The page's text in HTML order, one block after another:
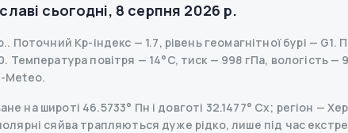
сьогодні, 8 серпня 2026 р.
. Поточний Kp-індекс — 1.7, рівень геомагнітної бурі — G1.
. Температура повітря — 14°C, тиск — 998 гПа, вологість —
Meteo.
на широті 46.5733° Пн і довготі 32.1477° Сх; регіон —
сяйва трапляються дуже рідко, лише під час